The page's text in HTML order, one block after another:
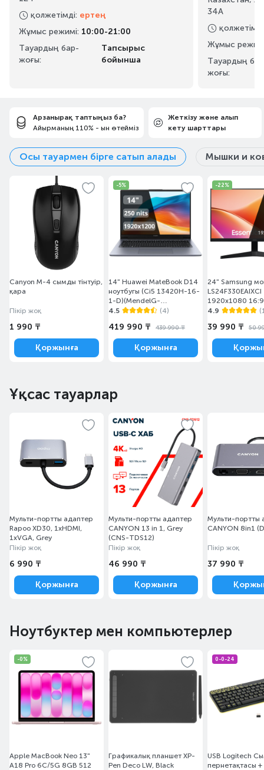
қолжетімді: ертең
Жұмыс режимі: 10:00-21:00
Тауардың бар-
жоғы:
Тапсырыс
бойынша
34А
қолжетімді
Жұмыс
Тауардың
жоғы:
Арзанырақ таптыңыз ба?
Айырманың 110% - ын өтейміз
Жеткізу және алып
кету шарттары
Осы тауармен бірге сатып алады Мышки и
Canyon M-4 сымды тінтуір,
қара
Пікір жоқ
1 990 ₸
Қоржынға
-5%
14" Huawei MateBook D14
ноутбугы (Ci5 13420H-16-
1-D)(MendelG-
W5611D/DOS)
4.5 (4)
419 990 ₸ 439 990 ₸
Қоржынға
-22%
24" Samsung
LS24F330EAIXCI
1920x1080
(HDMI+DP) Black
4.9
39 990 ₸ 50
Ұқсас тауарлар
Мульти-портты адаптер
Rapoo XD30, 1xHDMI,
1xVGA, Grey
Пікір жоқ
6 990 ₸
Қоржынға
Мульти-портты адаптер
CANYON 13 in 1, Grey
(CNS-TDS12)
Пікір жоқ
46 990 ₸
Қоржынға
Мульти-портты
CANYON 8in1
Пікір жоқ
37 990 ₸
Ноутбуктер мен компьютерлер
-0%
Apple MacBook Neo 13"
A18 Pro 6C/5G 8GB 512
Графикалық планшет XP-
Pen Deco LW, Black
0-0-24
USB Logitech
пернетақтасы +